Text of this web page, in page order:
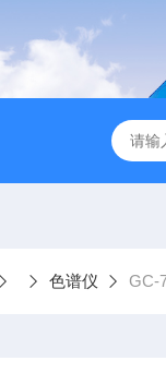
WS-2000水分
色谱仪 GC-